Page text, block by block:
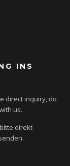
INS
direct inquiry, do
us.
direkt